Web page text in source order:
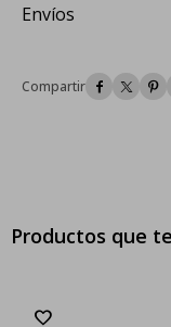
Envíos
  
Productos que